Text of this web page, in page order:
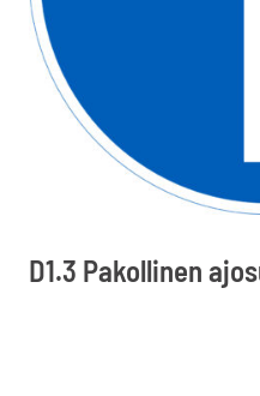
D1.3 Pakollinen